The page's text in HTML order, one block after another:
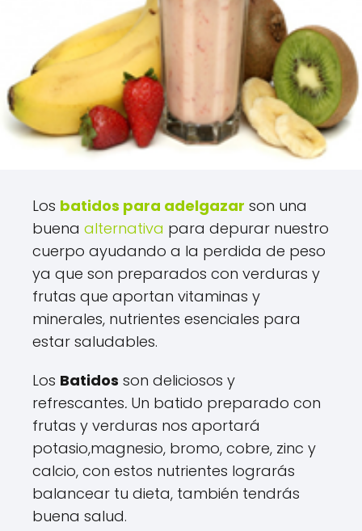
Los batidos para adelgazar son una
buena alternativa para depurar nuestro
cuerpo ayudando a la perdida de peso
ya que son preparados con verduras y
frutas que aportan vitaminas y
minerales, nutrientes esenciales para
estar saludables.
Los Batidos son deliciosos y
refrescantes. Un batido preparado con
frutas y verduras nos aportará
potasio,magnesio, bromo, cobre, zinc y
calcio, con estos nutrientes lograrás
balancear tu dieta, también tendrás
buena salud.